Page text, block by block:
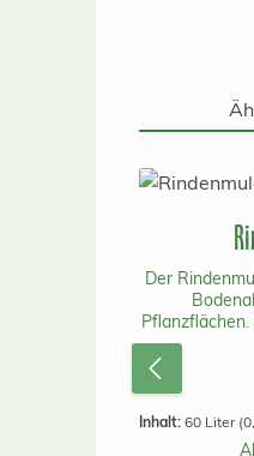
Der
Boden
gehemmt.
reicht
Inhalt: 60 Liter